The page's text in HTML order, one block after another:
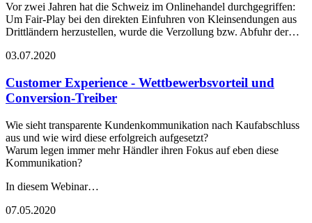
Vor zwei Jahren hat die Schweiz im Onlinehandel durchgegriffen:
Um Fair-Play bei den direkten Einfuhren von Kleinsendungen aus
Drittländern herzustellen, wurde die Verzollung bzw. Abfuhr der…
03.07.2020
Customer Experience - Wettbewerbsvorteil und
Conversion-Treiber
Wie sieht transparente Kundenkommunikation nach Kaufabschluss
aus und wie wird diese erfolgreich aufgesetzt?
Warum legen immer mehr Händler ihren Fokus auf eben diese
Kommunikation?
In diesem Webinar…
07.05.2020